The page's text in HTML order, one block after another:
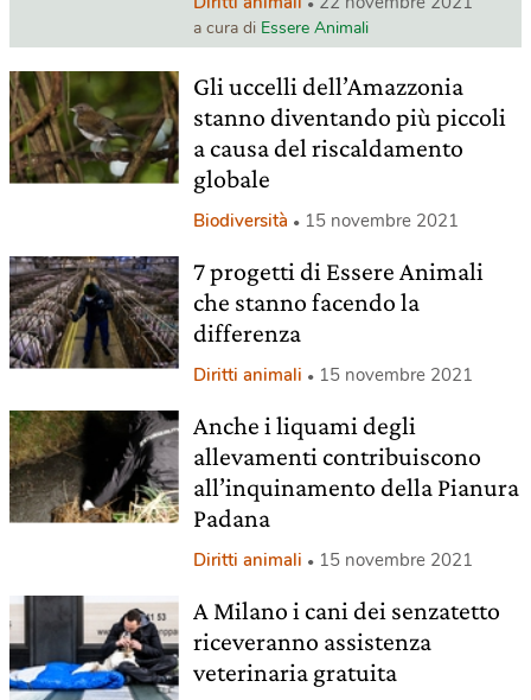
a cura di Essere Animali
Gli uccelli dell’Amazzonia
stanno diventando più piccoli
a causa del riscaldamento
globale
Biodiversità 15 novembre 2021
7 progetti di Essere Animali
che stanno facendo la
differenza
Diritti animali 15 novembre 2021
Anche i liquami degli
allevamenti contribuiscono
all’inquinamento della Pianura
Padana
Diritti animali 15 novembre 2021
A Milano i cani dei senzatetto
riceveranno assistenza
veterinaria gratuita